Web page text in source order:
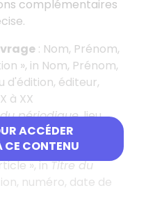
ACCÉDER
CONTENU
complémentaires
: Nom, Prénom,
», in Nom, Prénom,
d'édition, éditeur,
à XX
périodique, lieu
de publication
: Nom,
», inTitre du
numéro, date de